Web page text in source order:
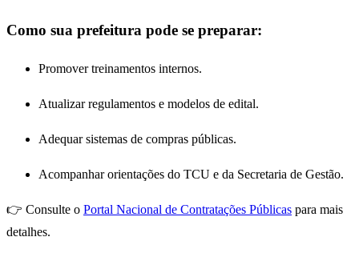
Como sua prefeitura pode se preparar:
Promover treinamentos internos.
Atualizar regulamentos e modelos de edital.
Adequar sistemas de compras públicas.
Acompanhar orientações do TCU e da Secretaria de Gestão.
👉 Consulte o Portal Nacional de Contratações Públicas para mais
detalhes.